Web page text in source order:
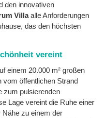
den innovativen
Villaalle Anforderungen
das den höchsten
vereint
einem 20.000 m² großen
vom öffentlichen Strand
zum pulsierenden
Lage vereint die Ruhe einer
Nähe zu einem der